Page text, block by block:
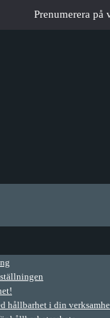
hållbarhet i din
Prenumerera på